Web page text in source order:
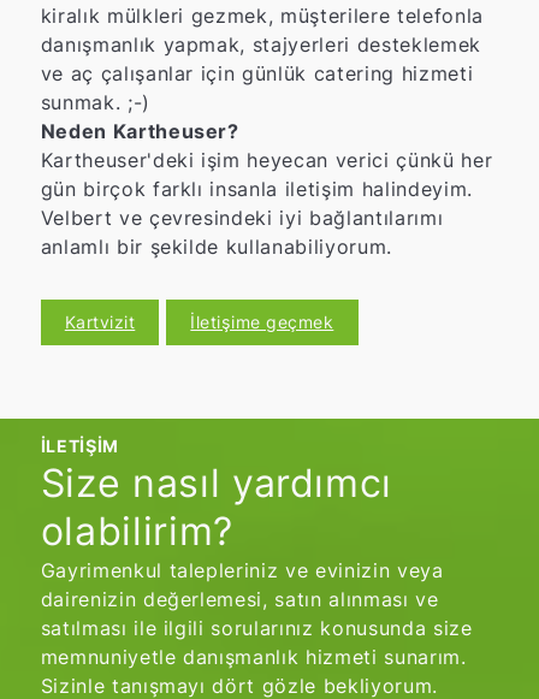
kiralık mülkleri gezmek, müşterilere telefonla
danışmanlık yapmak, stajyerleri desteklemek
ve aç çalışanlar için günlük catering hizmeti
sunmak. ;-)
Neden Kartheuser?
Kartheuser'deki işim heyecan verici çünkü her
gün birçok farklı insanla iletişim halindeyim.
Velbert ve çevresindeki iyi bağlantılarımı
anlamlı bir şekilde kullanabiliyorum.
Kartvizit İletişime geçmek
İLETIŞIM
Size nasıl yardımcı
olabilirim?
Gayrimenkul talepleriniz ve evinizin veya
dairenizin değerlemesi, satın alınması ve
satılması ile ilgili sorularınız konusunda size
memnuniyetle danışmanlık hizmeti sunarım.
Sizinle tanışmayı dört gözle bekliyorum.